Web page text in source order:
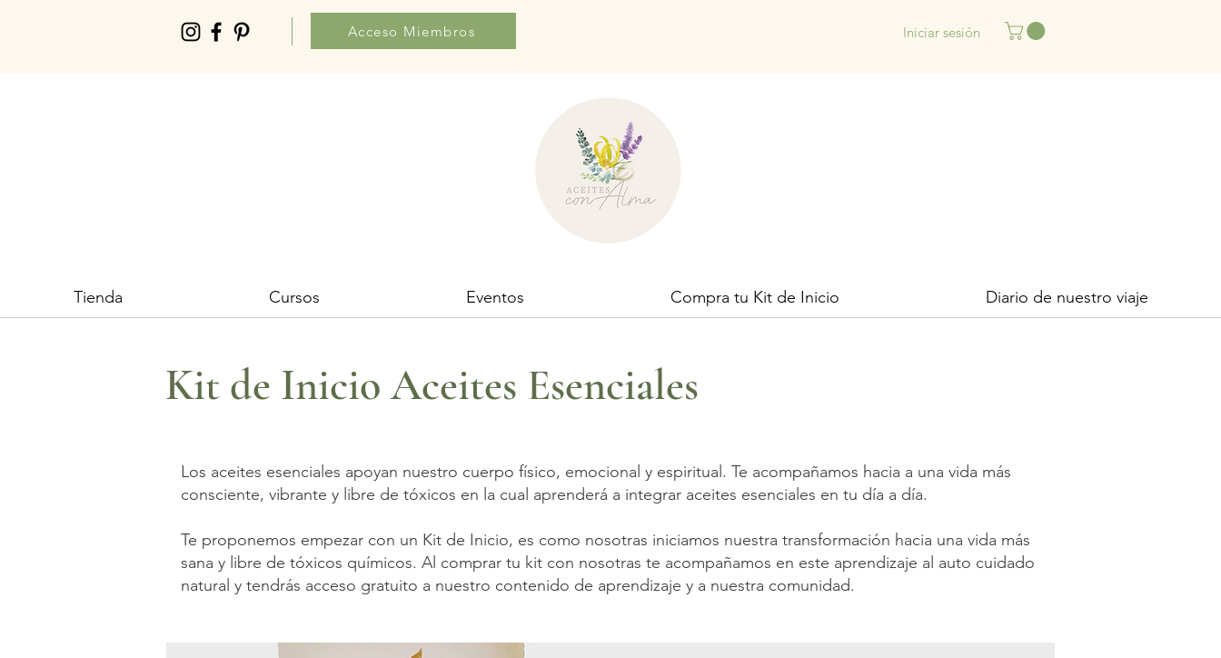
Acceso Miembros Iniciar sesión
Tienda Cursos Eventos Compra tu Kit de Inicio Diario de nuestro viaje
Kit de Inicio Aceites Esenciales
Los aceites esenciales apoyan nuestro cuerpo físico, emocional y espiritual. Te acompañamos hacia a una vida más
consciente, vibrante y libre de tóxicos en la cual aprenderá a integrar aceites esenciales en tu día a día.
Te proponemos empezar con un Kit de Inicio, es como nosotras iniciamos nuestra transformación hacia una vida más
sana y libre de tóxicos químicos. Al comprar tu kit con nosotras te acompañamos en este aprendizaje al auto cuidado
natural y tendrás acceso gratuito a nuestro contenido de aprendizaje y a nuestra comunidad.